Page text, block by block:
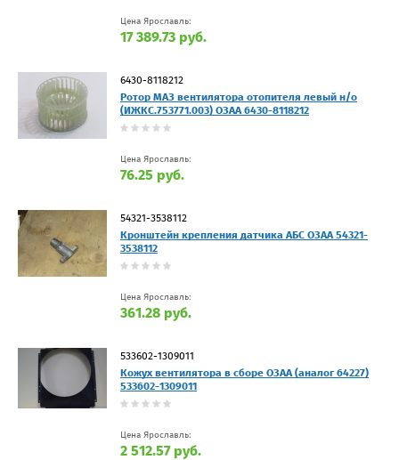
Цена Ярославль:
17 389.73 руб.
6430-8118212
Ротор МАЗ вентилятора отопителя левый н/о
(ИЖКС.753771.003) ОЗАА 6430-8118212
Цена Ярославль:
76.25 руб.
54321-3538112
Кронштейн крепления датчика АБС ОЗАА 54321-
3538112
Цена Ярославль:
361.28 руб.
533602-1309011
Кожух вентилятора в сборе ОЗАА (аналог 64227)
533602-1309011
Цена Ярославль:
2 512.57 руб.